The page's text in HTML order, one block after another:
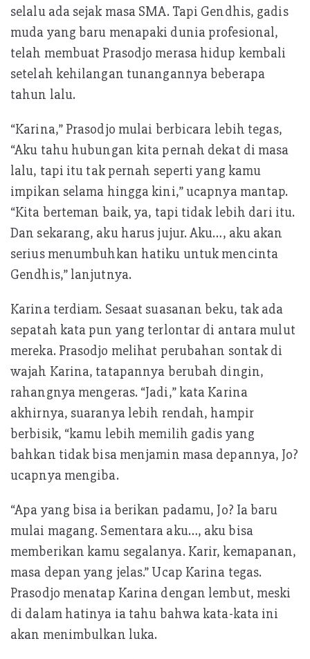
selalu ada sejak masa SMA. Tapi Gendhis, gadis
muda yang baru menapaki dunia profesional,
telah membuat Prasodjo merasa hidup kembali
setelah kehilangan tunangannya beberapa
tahun lalu.
“Karina,” Prasodjo mulai berbicara lebih tegas,
“Aku tahu hubungan kita pernah dekat di masa
lalu, tapi itu tak pernah seperti yang kamu
impikan selama hingga kini,” ucapnya mantap.
“Kita berteman baik, ya, tapi tidak lebih dari itu.
Dan sekarang, aku harus jujur. Aku…, aku akan
serius menumbuhkan hatiku untuk mencinta
Gendhis,” lanjutnya.
Karina terdiam. Sesaat suasanan beku, tak ada
sepatah kata pun yang terlontar di antara mulut
mereka. Prasodjo melihat perubahan sontak di
wajah Karina, tatapannya berubah dingin,
rahangnya mengeras. “Jadi,” kata Karina
akhirnya, suaranya lebih rendah, hampir
berbisik, “kamu lebih memilih gadis yang
bahkan tidak bisa menjamin masa depannya, Jo?
ucapnya mengiba.
“Apa yang bisa ia berikan padamu, Jo? Ia baru
mulai magang. Sementara aku…, aku bisa
memberikan kamu segalanya. Karir, kemapanan,
masa depan yang jelas.” Ucap Karina tegas.
Prasodjo menatap Karina dengan lembut, meski
di dalam hatinya ia tahu bahwa kata-kata ini
akan menimbulkan luka.